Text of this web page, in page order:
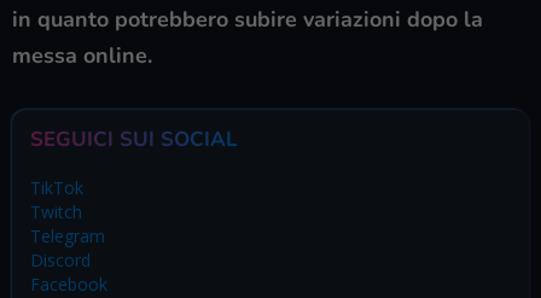
in quanto potrebbero subire variazioni dopo la
messa online.
SEGUICI SUI SOCIAL
TikTok
Twitch
Telegram
Discord
Facebook